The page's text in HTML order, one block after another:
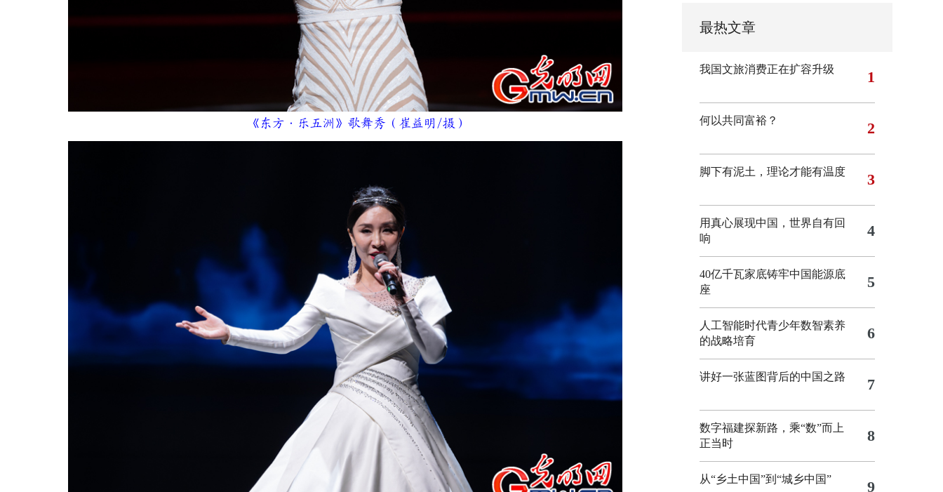
《东方·乐五洲》歌舞秀（崔益明/摄）
最热文章
我国文旅消费正在扩容升级 1
何以共同富裕？ 2
脚下有泥土，理论才能有温度 3
用真心展现中国，世界自有回
响
4
40亿千瓦家底铸牢中国能源底
座
5
人工智能时代青少年数智素养
的战略培育
6
讲好一张蓝图背后的中国之路 7
数字福建探新路，乘“数”而上
正当时
8
从“乡土中国”到“城乡中国” 9